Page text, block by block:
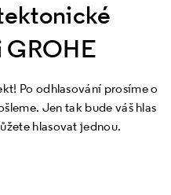
Po odhlasování prosíme o
Jen tak bude váš hlas
hlasovat jednou.